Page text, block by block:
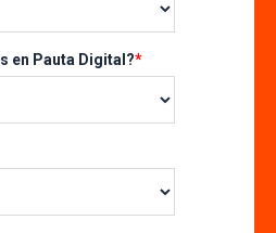
en Pauta Digital?*